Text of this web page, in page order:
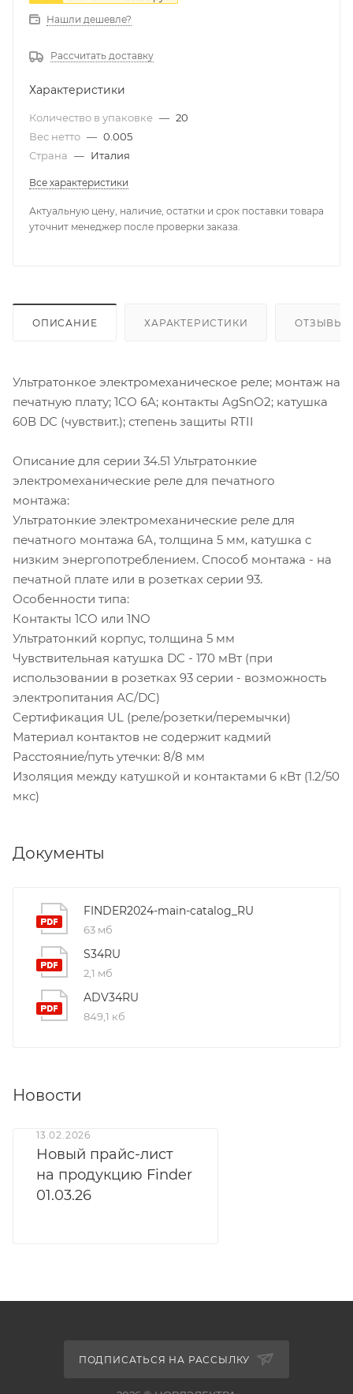
Нашли дешевле?
Рассчитать доставку
Характеристики
Количество в упаковке — 20
Вес нетто — 0.005
Страна — Италия
Все характеристики
Актуальную цену, наличие, остатки и срок поставки товара
уточнит менеджер после проверки заказа.
ОПИСАНИЕ ХАРАКТЕРИСТИКИ ОТЗЫВЫ
Ультратонкое электромеханическое реле; монтаж на
печатную плату; 1CO 6A; контакты AgSnO2; катушка
60В DC (чувствит.); степень защиты RTII
Описание для серии 34.51 Ультратонкие
электромеханические реле для печатного
монтажа:
Ультратонкие электромеханические реле для
печатного монтажа 6А, толщина 5 мм, катушка с
низким энергопотреблением. Способ монтажа - на
печатной плате или в розетках серии 93.
Особенности типа:
Контакты 1СО или 1NO
Ультратонкий корпус, толщина 5 мм
Чувствительная катушка DC - 170 мВт (при
использовании в розетках 93 серии - возможность
электропитания АС/DC)
Сертификация UL (реле/розетки/перемычки)
Материал контактов не содержит кадмий
Расстояние/путь утечки: 8/8 мм
Изоляция между катушкой и контактами 6 кВт (1.2/50
мкс)
Документы
FINDER2024-main-catalog_RU
63 мб
S34RU
2,1 мб
ADV34RU
849,1 кб
Новости
13.02.2026
Новый прайс-лист
на продукцию Finder
01.03.26
ПОДПИСАТЬСЯ НА РАССЫЛКУ